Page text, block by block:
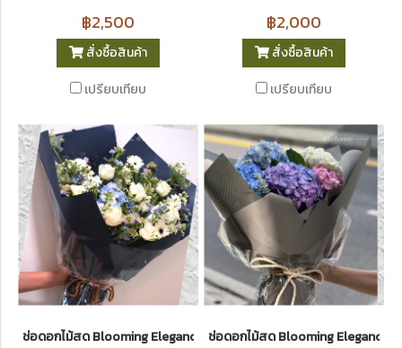
฿2,500
สั่งซื้อสินค้า
เปรียบเทียบ
฿2,000
สั่งซื้อสินค้า
เปรียบเทียบ
ช่อดอกไม้สด Blooming Elegance 30ช่อดอกไม้สด Blooming Elegance 31